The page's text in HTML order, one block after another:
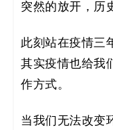
决
方
案
_
突然的放开，历
此刻站在疫情三
其实疫情也给我
作方式。
当我们无法改变